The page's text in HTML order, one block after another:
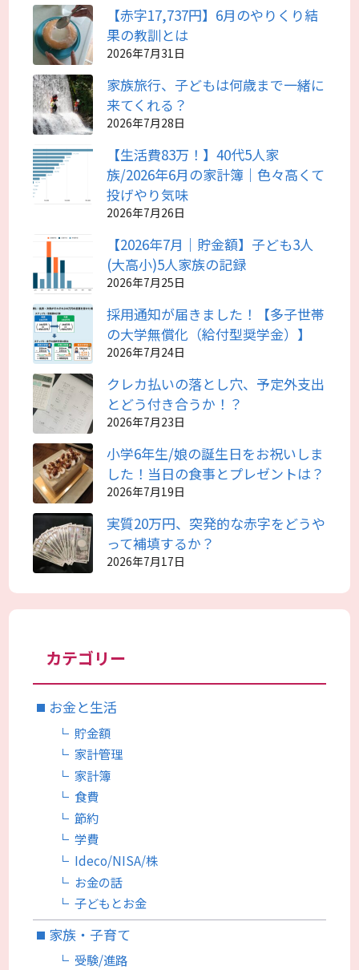
【赤字17,737円】6月のやりくり結
果の教訓とは
2026年7月31日
家族旅行、子どもは何歳まで一緒に
来てくれる？
2026年7月28日
【生活費83万！】40代5人家
族/2026年6月の家計簿｜色々高くて
投げやり気味
2026年7月26日
【2026年7月｜貯金額】子ども3人
(大高小)5人家族の記録
2026年7月25日
採用通知が届きました！【多子世帯
の大学無償化（給付型奨学金）】
2026年7月24日
クレカ払いの落とし穴、予定外支出
とどう付き合うか！？
2026年7月23日
小学6年生/娘の誕生日をお祝いしま
した！当日の食事とプレゼントは？
2026年7月19日
実質20万円、突発的な赤字をどうや
って補填するか？
2026年7月17日
カテゴリー
お金と生活
貯金額
家計管理
家計簿
食費
節約
学費
Ideco/NISA/株
お金の話
子どもとお金
家族・子育て
受験/進路